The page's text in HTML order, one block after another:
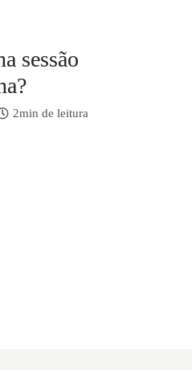
sessão
2min de leitura